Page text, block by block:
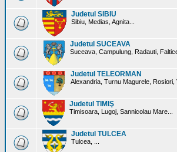
Judetul SIBIU
Sibiu, Medias, Agnita...
Judetul SUCEAVA
Suceava, Campulung, Radauti,
Judetul TELEORMAN
Alexandria, Turnu Magurele, Rosiori,
Judetul TIMIŞ
Timisoara, Lugoj, Sannicolau Mare...
Judetul TULCEA
Tulcea, ...